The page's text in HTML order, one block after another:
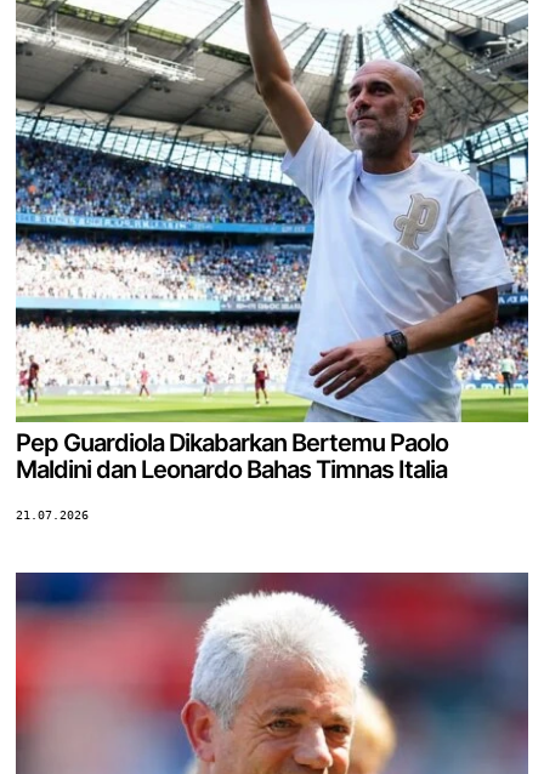
Pep Guardiola Dikabarkan Bertemu Paolo
Maldini dan Leonardo Bahas Timnas Italia
21.07.2026